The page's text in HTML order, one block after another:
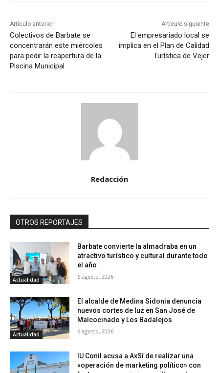
Artículo anterior
Colectivos de Barbate se
concentrarán este miércoles
para pedir la reapertura de la
Piscina Municipal
Artículo siguiente
El empresariado local se
implica en el Plan de Calidad
Turística de Vejer
Redacción
OTROS REPORTAJES
Actualidad
Barbate convierte la almadraba en un
atractivo turístico y cultural durante todo
el año
6 agosto, 2026
Actualidad
El alcalde de Medina Sidonia denuncia
nuevos cortes de luz en San José de
Malcocinado y Los Badalejos
6 agosto, 2026
IU Conil acusa a AxSí de realizar una
«operación de marketing político» con